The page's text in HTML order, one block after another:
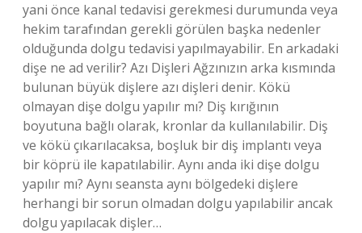
yani önce kanal tedavisi gerekmesi durumunda veya
hekim tarafından gerekli görülen başka nedenler
olduğunda dolgu tedavisi yapılmayabilir. En arkadaki
dişe ne ad verilir? Azı Dişleri Ağzınızın arka kısmında
bulunan büyük dişlere azı dişleri denir. Kökü
olmayan dişe dolgu yapılır mı? Diş kırığının
boyutuna bağlı olarak, kronlar da kullanılabilir. Diş
ve kökü çıkarılacaksa, boşluk bir diş implantı veya
bir köprü ile kapatılabilir. Aynı anda iki dişe dolgu
yapılır mı? Aynı seansta aynı bölgedeki dişlere
herhangi bir sorun olmadan dolgu yapılabilir ancak
dolgu yapılacak dişler…